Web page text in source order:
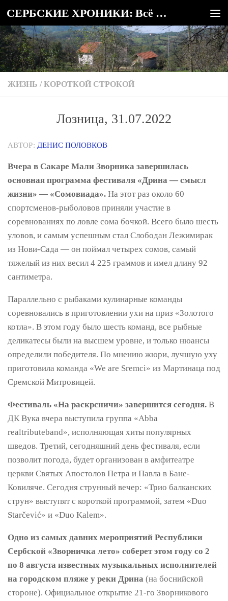
Под записью СЕРБСКИЕ ХРОНИКИ: Всё о Сербии
ЖИЗНЬ / КОРОТКОЙ СТРОКОЙ
Лозница, 31.07.2022
АВТОР: ДЕНИС ПОЛОВКОВ
Вчера в Сакаре Мали Зворника завершилась
основная программа фестиваля «Дрина — смысл
жизни» — «Сомовиада». На этот раз около 60
спортсменов-рыболовов приняли участие в
соревнованиях по ловле сома бочкой. Всего было шесть
уловов, и самым успешным стал Слободан Лежимирак
из Нови-Сада — он поймал четырех сомов, самый
тяжелый из них весил 4 225 граммов и имел длину 92
сантиметра.
Параллельно с рыбаками кулинарные команды
соревновались в приготовлении ухи на приз «Золотого
котла». В этом году было шесть команд, все рыбные
деликатесы были на высшем уровне, и только нюансы
определили победителя. По мнению жюри, лучшую уху
приготовила команда «We are Sremci» из Мартинаца под
Сремской Митровицей.
Фестиваль «На раскрсничи» завершится сегодня. В
ДК Вука вчера выступила группа «Abba
realtributeband», исполняющая хиты популярных
шведов. Третий, сегодняшний день фестиваля, если
позволит погода, будет организован в амфитеатре
церкви Святых Апостолов Петра и Павла в Бане-
Ковиляче. Сегодня струнный вечер: «Трио балканских
струн» выступят с короткой программой, затем «Duo
Starčević» и «Duo Kalem».
Одно из самых давних мероприятий Республики
Сербской «Зворничка лето» соберет этом году со 2
по 8 августа известных музыкальных исполнителей
на городском пляже у реки Дрина (на боснийской
стороне). Официальное открытие 21-го Зворникового